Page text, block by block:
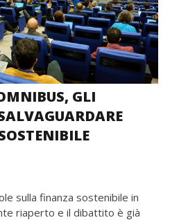
GLI
sulla finanza sostenibile in
riaperto e il dibattito è già